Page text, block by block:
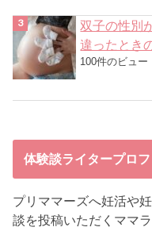
双子の性別
違ったとき
100件のビュー
体験談ライタープロ
プリママーズへ妊活や
談を投稿いただくママ